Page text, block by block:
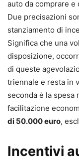
auto da comprare e
Due precisazioni
stanziamento di
Significa che una
disposizione,
di queste
triennale e resta in
seconda è la spesa
facilitazione
di 50.000 euro,
Incentivi